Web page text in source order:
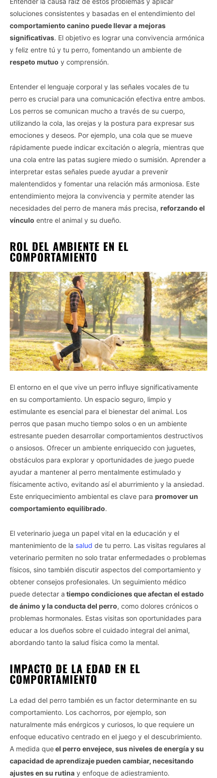
soluciones consistentes y basadas en el entendimiento del
comportamiento canino puede llevar a mejoras
significativas. El objetivo es lograr una convivencia armónica
y feliz entre tú y tu perro, fomentando un ambiente de
respeto mutuo y comprensión.
Entender el lenguaje corporal y las señales vocales de tu
perro es crucial para una comunicación efectiva entre ambos.
Los perros se comunican mucho a través de su cuerpo,
utilizando la cola, las orejas y la postura para expresar sus
emociones y deseos. Por ejemplo, una cola que se mueve
rápidamente puede indicar excitación o alegría, mientras que
una cola entre las patas sugiere miedo o sumisión. Aprender a
interpretar estas señales puede ayudar a prevenir
malentendidos y fomentar una relación más armoniosa. Este
entendimiento mejora la convivencia y permite atender las
necesidades del perro de manera más precisa, reforzando el
vínculo entre el animal y su dueño.
ROL DEL AMBIENTE EN EL
COMPORTAMIENTO
El entorno en el que vive un perro influye significativamente
en su comportamiento. Un espacio seguro, limpio y
estimulante es esencial para el bienestar del animal. Los
perros que pasan mucho tiempo solos o en un ambiente
estresante pueden desarrollar comportamientos destructivos
o ansiosos. Ofrecer un ambiente enriquecido con juguetes,
obstáculos para explorar y oportunidades de juego puede
ayudar a mantener al perro mentalmente estimulado y
físicamente activo, evitando así el aburrimiento y la ansiedad.
Este enriquecimiento ambiental es clave para promover un
comportamiento equilibrado.
El veterinario juega un papel vital en la educación y el
mantenimiento de la salud de tu perro. Las visitas regulares al
veterinario permiten no solo tratar enfermedades o problemas
físicos, sino también discutir aspectos del comportamiento y
obtener consejos profesionales. Un seguimiento médico
puede detectar a tiempo condiciones que afectan el estado
de ánimo y la conducta del perro, como dolores crónicos o
problemas hormonales. Estas visitas son oportunidades para
educar a los dueños sobre el cuidado integral del animal,
abordando tanto la salud física como la mental.
IMPACTO DE LA EDAD EN EL
COMPORTAMIENTO
La edad del perro también es un factor determinante en su
comportamiento. Los cachorros, por ejemplo, son
naturalmente más enérgicos y curiosos, lo que requiere un
enfoque educativo centrado en el juego y el descubrimiento.
A medida queel perro envejece, sus niveles de energía y su
capacidad de aprendizaje pueden cambiar, necesitando
ajustes en su rutina y enfoque de adiestramiento.